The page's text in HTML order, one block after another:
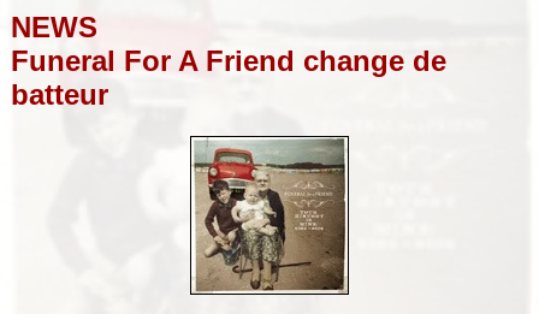
NEWS
Funeral For A Friend change de
batteur